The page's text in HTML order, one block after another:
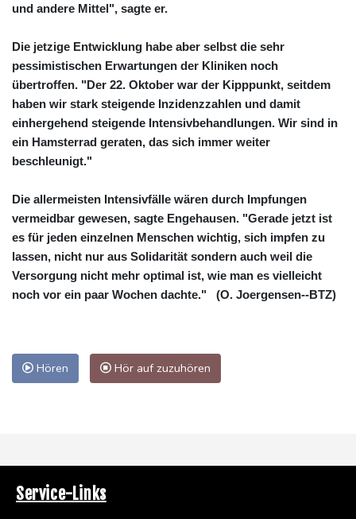
und andere Mittel", sagte er.
Die jetzige Entwicklung habe aber selbst die sehr
pessimistischen Erwartungen der Kliniken noch
übertroffen. "Der 22. Oktober war der Kipppunkt, seitdem
haben wir stark steigende Inzidenzzahlen und damit
einhergehend steigende Intensivbehandlungen. Wir sind in
ein Hamsterrad geraten, das sich immer weiter
beschleunigt."
Die allermeisten Intensivfälle wären durch Impfungen
vermeidbar gewesen, sagte Engehausen. "Gerade jetzt ist
es für jeden einzelnen Menschen wichtig, sich impfen zu
lassen, nicht nur aus Solidarität sondern auch weil die
Versorgung nicht mehr optimal ist, wie man es vielleicht
noch vor ein paar Wochen dachte." (O. Joergensen--BTZ)
Hören Hör auf zuzuhören
Service-Links